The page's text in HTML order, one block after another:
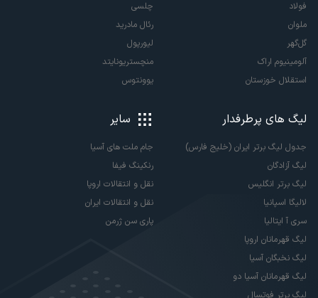
فولاد
ملوان
گل‌گهر
آلومینیوم اراک
استقلال خوزستان
چلسی
رئال مادرید
لیورپول
منچستریونایتد
یوونتوس
لیگ های پرطرفدار
جدول لیگ برتر ایران (خلیج فارس)
لیگ آزادگان
لیگ برتر انگلیس
لالیگا اسپانیا
سری آ ایتالیا
لیگ قهرمانان اروپا
لیگ نخبگان آسیا
لیگ قهرمانان آسیا دو
لیگ برتر فوتسال
سایر
جام ملت های آسیا
رنکینگ فیفا
نقل و انتقالات اروپا
نقل و انتقالات ایران
پاری سن ژرمن